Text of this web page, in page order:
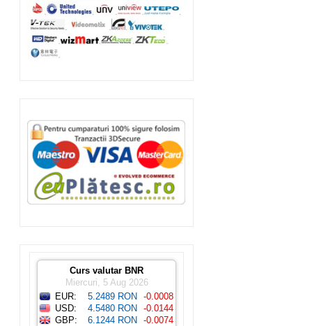
Curs valutar BNR
Miercuri, 5 Aug 2026
EUR:
5.2489 RON
-0.0008
USD:
4.5480 RON
-0.0144
GBP:
6.1244 RON -0.0074